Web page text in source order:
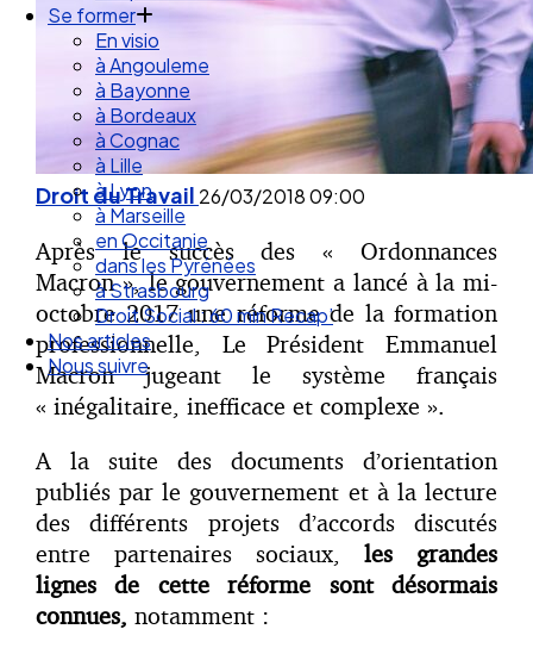
Se former
En visio
à Angouleme
à Bayonne
à Bordeaux
à Cognac
à Lille
à Lyon
à Marseille
en Occitanie
dans les Pyrénées
à Strasbourg
Droit Social : 60 min Recap’
Nos articles
Nous suivre
Droit du Travail 26/03/201809:00
Après le succès des « Ordonnances
Macron », le gouvernement a lancé à la mi-
octobre 2017 une réforme de la formation
professionnelle, Le Président Emmanuel
Macron jugeant le système français
« inégalitaire, inefficace et complexe ».
A la suite des documents d’orientation
publiés par le gouvernement et à la lecture
des différents projets d’accords discutés
entre partenaires sociaux, les grandes
lignes de cette réforme sont désormais
connues, notamment :